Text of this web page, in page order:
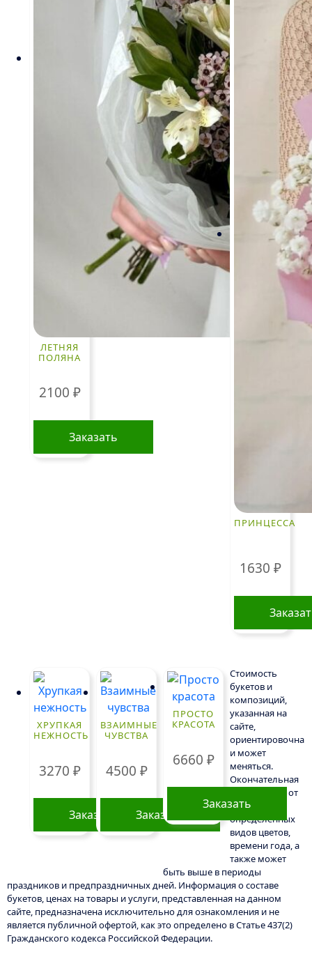
ЛЕТНЯЯ
ПОЛЯНА
2100 ₽
Заказать
несколько
вариаций.
Опции
можно
выбрать
на
странице
товара.
ПРИНЦЕССА
1630 ₽
ХРУПКАЯ
НЕЖНОСТЬ
3270 ₽
Заказать
ВЗАИМНЫЕ
ЧУВСТВА
4500 ₽
Заказать
ПРОСТО
КРАСОТА
6660 ₽
Заказать
Стоимость
букетов и
композиций,
указанная на
сайте,
ориентировочна
и может
меняться.
Окончательная
цена зависит от
доступности
определенных
видов цветов,
времени года, а
также может
быть выше в периоды
праздников и предпраздничных дней. Информация о составе
букетов, ценах на товары и услуги, представленная на данном
сайте, предназначена исключительно для ознакомления и не
является публичной офертой, как это определено в Статье 437(2)
Гражданского кодекса Российской Федерации.